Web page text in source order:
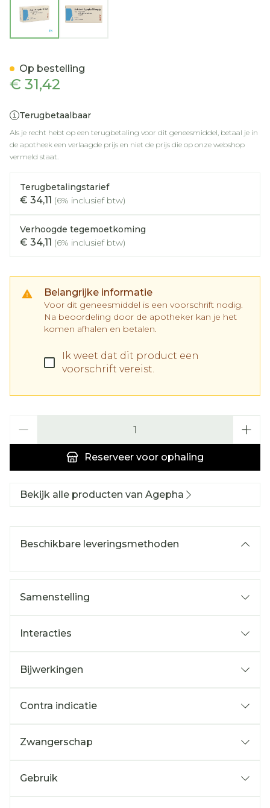
€ 31,42
Terugbetaalbaar
Als je recht hebt op een terugbetaling voor dit geneesmiddel, betaal je in
de apotheek een verlaagde prijs en niet de prijs die op onze webshop
vermeld staat.
Terugbetalingstarief
€ 34,11 (6% inclusief btw)
Verhoogde tegemoetkoming
€ 34,11 (6% inclusief btw)
Belangrijke informatie
Voor dit geneesmiddel is een voorschrift nodig.
Na beoordeling door de apotheker kan je het
komen afhalen en betalen.
Ik weet dat dit product een
voorschrift vereist.
Reserveer voor ophaling
Op bestelling
Bekijk alle producten van Agepha
Beschikbare leveringsmethoden
Samenstelling
Aciclovir. 1g zalf bevat 30 mg Aciclovir.
zachte witte paraffine
Interacties
Bijwerkingen
Contra indicatie
U bent allergisch voor aciclovir of valaciclovir
Zwangerschap
Gebruik